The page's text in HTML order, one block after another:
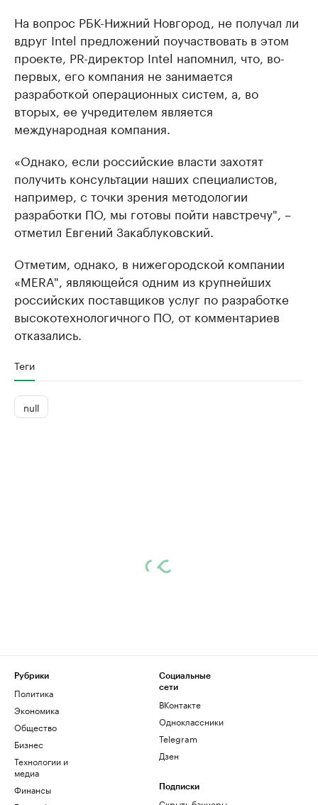
На вопрос РБК-Нижний Новгород, не получал ли
вдруг Intel предложений поучаствовать в этом
проекте, PR-директор Intel напомнил, что, во-
первых, его компания не занимается
разработкой операционных систем, а, во
вторых, ее учредителем является
международная компания.
«Однако, если российские власти захотят
получить консультации наших специалистов,
например, с точки зрения методологии
разработки ПО, мы готовы пойти навстречу", –
отметил Евгений Закаблуковский.
Отметим, однако, в нижегородской компании
«MERA", являющейся одним из крупнейших
российских поставщиков услуг по разработке
высокотехнологичного ПО, от комментариев
отказались.
Теги
null
Рубрики
Политика
Экономика
Общество
Бизнес
Технологии и
медиа
Финансы
Социальные
сети
ВКонтакте
Одноклассники
Telegram
Дзен
Подписки